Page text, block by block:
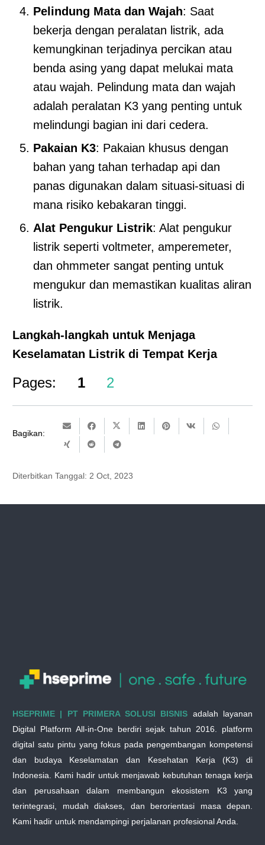
Pelindung Mata dan Wajah: Saat
bekerja dengan peralatan listrik, ada
kemungkinan terjadinya percikan atau
benda asing yang dapat melukai mata
atau wajah. Pelindung mata dan wajah
adalah peralatan K3 yang penting untuk
melindungi bagian ini dari cedera.
Pakaian K3: Pakaian khusus dengan
bahan yang tahan terhadap api dan
panas digunakan dalam situasi-situasi di
mana risiko kebakaran tinggi.
Alat Pengukur Listrik: Alat pengukur
listrik seperti voltmeter, amperemeter,
dan ohmmeter sangat penting untuk
mengukur dan memastikan kualitas aliran
listrik.
Langkah-langkah untuk Menjaga
Keselamatan Listrik di Tempat Kerja
Pages: 1 2
Bagikan:
Diterbitkan Tanggal: 2 Oct, 2023
HSEPRIME | PT PRIMERA SOLUSI BISNIS adalah layanan
Digital Platform All-in-One berdiri sejak tahun 2016. platform
digital satu pintu yang fokus pada pengembangan kompetensi
dan budaya Keselamatan dan Kesehatan Kerja (K3) di
Indonesia. Kami hadir untuk menjawab kebutuhan tenaga kerja
dan perusahaan dalam membangun ekosistem K3 yang
terintegrasi, mudah diakses, dan berorientasi masa depan.
Kami hadir untuk mendampingi perjalanan profesional Anda.